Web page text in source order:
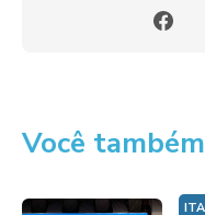
Você